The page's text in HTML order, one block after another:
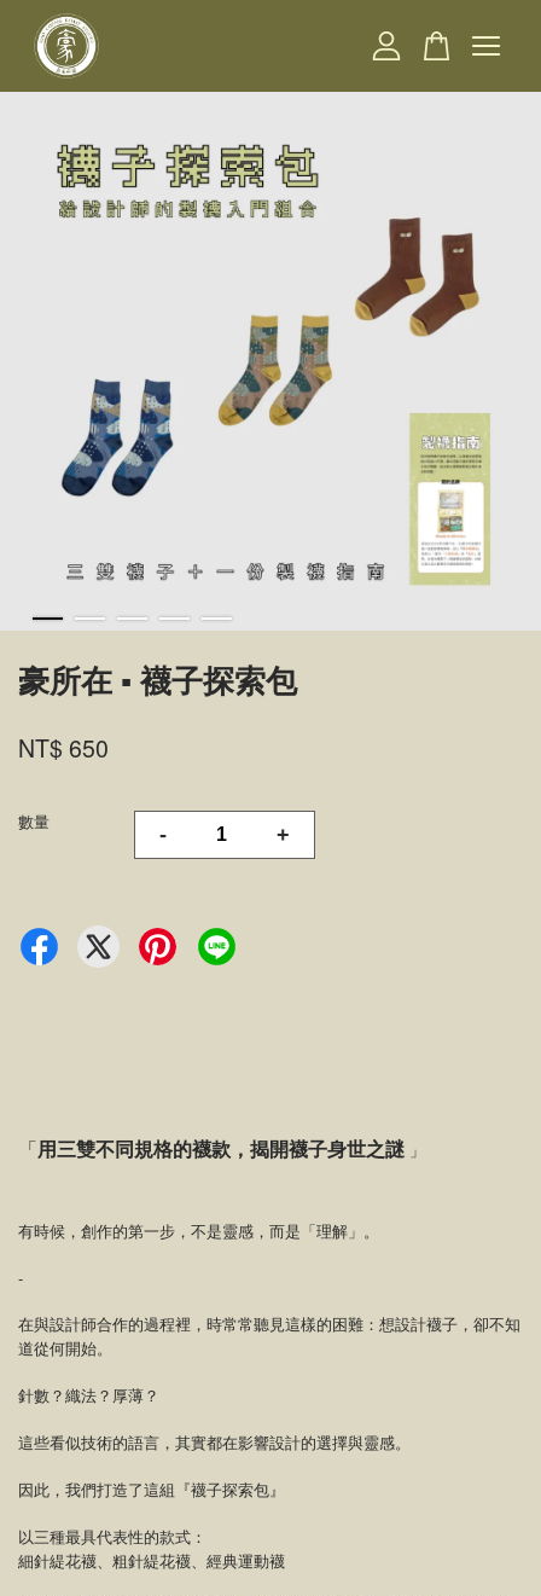
豪所在 ▪ 襪子探索包
NT$ 650
數量
- +
「 用三雙不同規格的襪款，揭開襪子身世之謎 」
有時候，創作的第一步，不是靈感，而是「理解」。
-
在與設計師合作的過程裡，時常常聽見這樣的困難：想設計襪子，卻不知
道從何開始。
針數？織法？厚薄？
這些看似技術的語言，其實都在影響設計的選擇與靈感。
因此，我們打造了這組『襪子探索包』
以三種最具代表性的款式：
細針緹花襪、粗針緹花襪、經典運動襪
繼續購物